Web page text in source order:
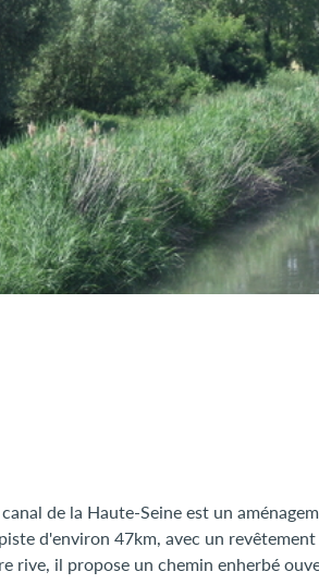
de la Haute-Seine est un
d'environ 47km, avec un revêtement
rive, il propose un chemin enherbé